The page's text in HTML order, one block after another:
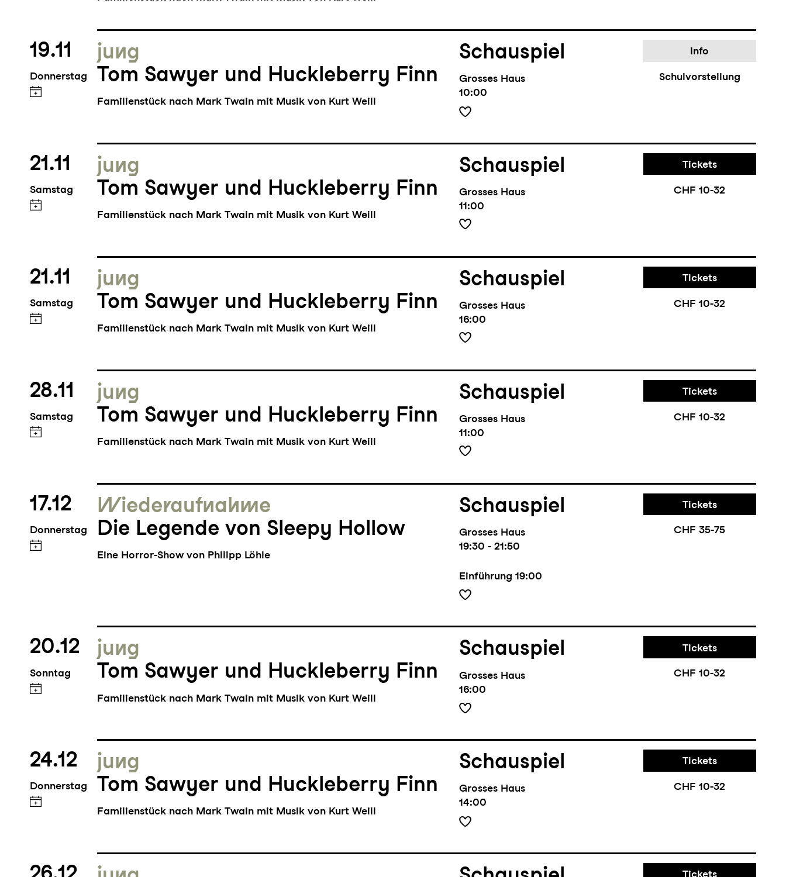
19.11
Donnerstag
jung
Tom Sawyer und Huckleberry Finn
Familienstück nach Mark Twain mit Musik von Kurt Weill
Schauspiel
Grosses Haus
10:00
Info
Schulvorstellung
21.11
Samstag
jung
Tom Sawyer und Huckleberry Finn
Familienstück nach Mark Twain mit Musik von Kurt Weill
Schauspiel
Grosses Haus
11:00
Tickets
CHF 10-32
21.11
Samstag
jung
Tom Sawyer und Huckleberry Finn
Familienstück nach Mark Twain mit Musik von Kurt Weill
Schauspiel
Grosses Haus
16:00
Tickets
CHF 10-32
28.11
Samstag
jung
Tom Sawyer und Huckleberry Finn
Familienstück nach Mark Twain mit Musik von Kurt Weill
Schauspiel
Grosses Haus
11:00
Tickets
CHF 10-32
17.12
Donnerstag
Wieder­aufnahme
Die Legende von Sleepy Hollow
Eine Horror-Show von Philipp Löhle
Schauspiel
Grosses Haus
19:30 - 21:50
Einführung 19:00
Tickets
CHF 35-75
20.12
Sonntag
jung
Tom Sawyer und Huckleberry Finn
Familienstück nach Mark Twain mit Musik von Kurt Weill
Schauspiel
Grosses Haus
16:00
Tickets
CHF 10-32
24.12
Donnerstag
jung
Tom Sawyer und Huckleberry Finn
Familienstück nach Mark Twain mit Musik von Kurt Weill
Schauspiel
Grosses Haus
14:00
Tickets
CHF 10-32
Tickets